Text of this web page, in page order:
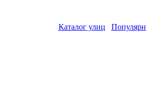
Каталог улиц